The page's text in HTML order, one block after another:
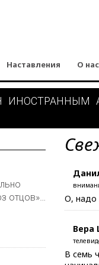
Наставления О нас
ИНОСТРАННЫМ
отцов»…
О, надо
Вера
В семь